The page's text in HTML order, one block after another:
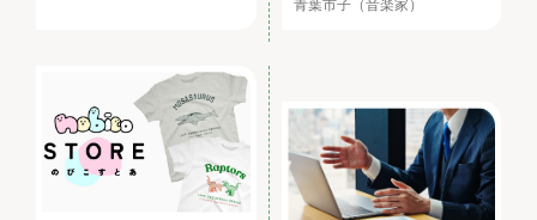
青葉市子（音楽家）